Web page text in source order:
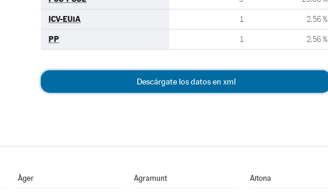
ICV-EUiA 1 2,56 %
PP 1 2,56 %
Descárgate los datos en xml
Àger Agramunt Aitona